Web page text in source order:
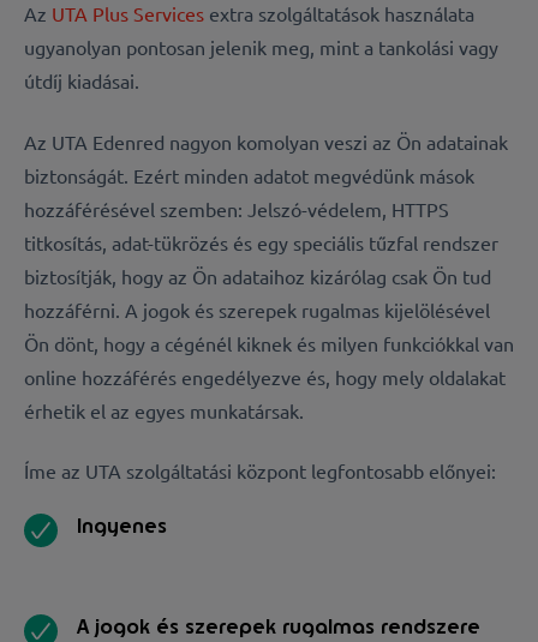
Az UTA Plus Services extra szolgáltatások használata
ugyanolyan pontosan jelenik meg, mint a tankolási vagy
útdíj kiadásai.
Az UTA Edenred nagyon komolyan veszi az Ön adatainak
biztonságát. Ezért minden adatot megvédünk mások
hozzáférésével szemben: Jelszó-védelem, HTTPS
titkosítás, adat-tükrözés és egy speciális tűzfal rendszer
biztosítják, hogy az Ön adataihoz kizárólag csak Ön tud
hozzáférni. A jogok és szerepek rugalmas kijelölésével
Ön dönt, hogy a cégénél kiknek és milyen funkciókkal van
online hozzáférés engedélyezve és, hogy mely oldalakat
érhetik el az egyes munkatársak.
Íme az UTA szolgáltatási központ legfontosabb előnyei:
Ingyenes
A jogok és szerepek rugalmas rendszere